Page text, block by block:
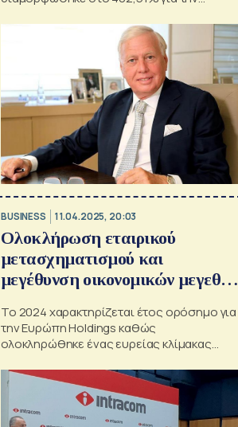
BUSINESS 11.04.2025, 20:03
Ολοκλήρωση εταιρικού
μετασχηματισμού και
μεγέθυνση οικονομικών μεγεθών
Το 2024 χαρακτηρίζεται έτος ορόσημο για
την Ευρώπη Holdings καθώς
ολοκληρώθηκε ένας ευρείας κλίμακας